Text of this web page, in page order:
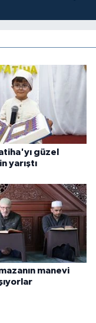
güzel
yarıştı
manevi